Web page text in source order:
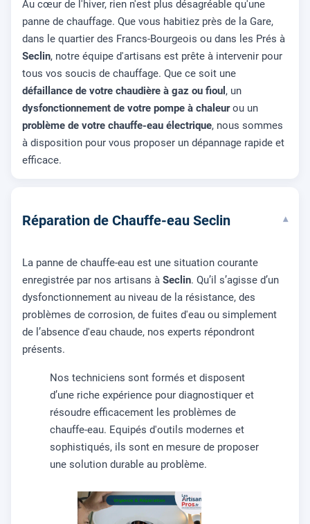
Au cœur de l'hiver, rien n'est plus désagréable qu'une
panne de chauffage. Que vous habitiez près de la Gare,
dans le quartier des Francs-Bourgeois ou dans les Prés à
Seclin, notre équipe d'artisans est prête à intervenir pour
tous vos soucis de chauffage. Que ce soit une
défaillance de votre chaudière à gaz ou fioul , un
dysfonctionnement de votre pompe à chaleurou un
problème de votre chauffe-eau électrique, nous sommes
à disposition pour vous proposer un dépannage rapide et
efficace.
Réparation de Chauffe-eau Seclin ▾
La panne de chauffe-eau est une situation courante
enregistrée par nos artisans à Seclin. Qu’il s’agisse d’un
dysfonctionnement au niveau de la résistance, des
problèmes de corrosion, de fuites d'eau ou simplement
de l’absence d'eau chaude, nos experts répondront
présents.
Nos techniciens sont formés et disposent
d’une riche expérience pour diagnostiquer et
résoudre efficacement les problèmes de
chauffe-eau. Equipés d'outils modernes et
sophistiqués, ils sont en mesure de proposer
une solution durable au problème.